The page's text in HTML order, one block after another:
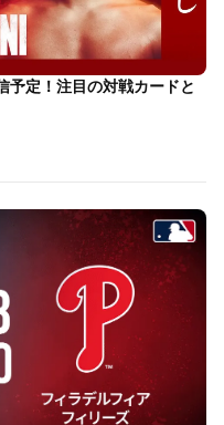
定！注目の対戦カードと